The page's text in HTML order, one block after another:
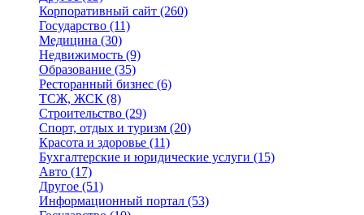
Корпоративный сайт (260)
Государство (11)
Медицина (30)
Недвижимость (9)
Образование (35)
Ресторанный бизнес (6)
ТСЖ, ЖСК (8)
Строительство (29)
Спорт, отдых и туризм (20)
Красота и здоровье (11)
Бухгалтерские и юридические услуги (15)
Авто (17)
Другое (51)
Информационный портал (53)